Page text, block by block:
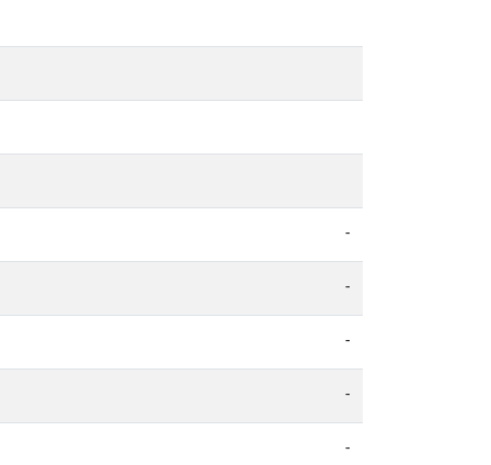
-
-
-
-
-